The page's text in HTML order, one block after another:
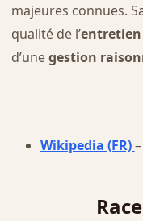
majeures connues.
qualité de l’
d’unegestion
Wikipedia (FR)–